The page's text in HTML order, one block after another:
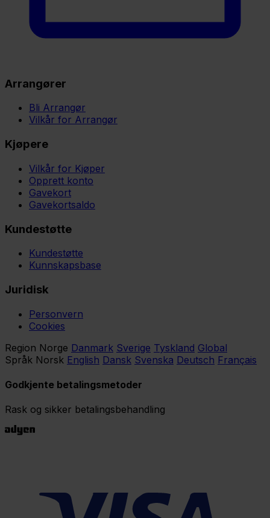
Arrangører
Bli Arrangør
Vilkår for Arrangør
Kjøpere
Vilkår for Kjøper
Opprett konto
Gavekort
Gavekortsaldo
Kundestøtte
Kundestøtte
Kunnskapsbase
Juridisk
Personvern
Cookies
Region Norge Danmark Sverige Tyskland Global
Språk Norsk English Dansk Svenska Deutsch Français
Godkjente betalingsmetoder
Rask og sikker betalingsbehandling